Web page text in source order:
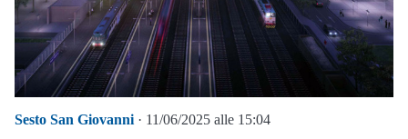
Sesto San Giovanni · 11/06/2025 alle 15:04